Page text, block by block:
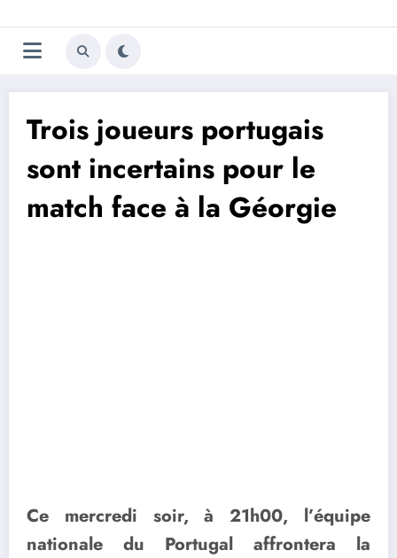
au
contenu
Trivela
L'actualité du football
Trois joueurs portugais
sont incertains pour le
match face à la Géorgie
Ce mercredi soir, à 21h00, l’équipe
nationale du Portugal affrontera la